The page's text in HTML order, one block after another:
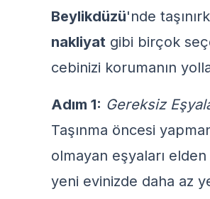
Beylikdüzü'nde
nakliyat gibi birçok
cebinizi korumanın
Adım 1: Gereksiz
Taşınma öncesi
olmayan eşyaları
yeni evinizde daha az